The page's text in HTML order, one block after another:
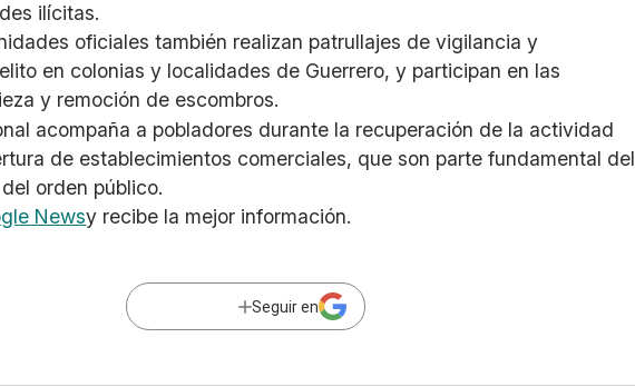
ilícitas.
oficiales también realizan patrullajes de vigilancia y
en colonias y localidades de Guerrero, y participan en las
y remoción de escombros.
acompaña a pobladores durante la recuperación de la actividad
de establecimientos comerciales, que son parte fundamental del
orden público.
Newsy recibe la mejor información.
Seguir en